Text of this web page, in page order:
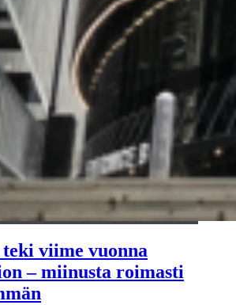
viime vuonna
– miinusta roimasti